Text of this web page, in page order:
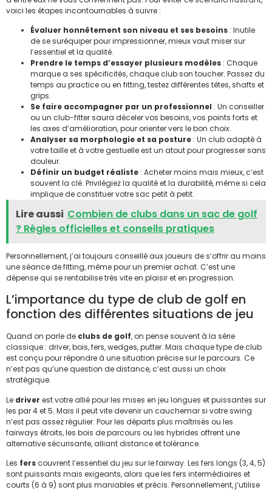
voici les étapes incontournables à suivre :
Évaluer honnêtement son niveau et ses besoins : Inutile
de se suréquiper pour impressionner, mieux vaut miser sur
l’essentiel et la qualité.
Prendre le temps d’essayer plusieurs modèles : Chaque
marque a ses spécificités, chaque club son toucher. Passez du
temps au practice ou en fitting, testez différentes têtes, shafts et
grips.
Se faire accompagner par un professionnel : Un conseiller
ou un club-fitter saura déceler vos besoins, vos points forts et
les axes d’amélioration, pour orienter vers le bon choix.
Analyser sa morphologie et sa posture : Un club adapté à
votre taille et à votre gestuelle est un atout pour progresser sans
douleur.
Définir un budget réaliste : Acheter moins mais mieux, c’est
souvent la clé. Privilégiez la qualité et la durabilité, même si cela
implique de constituer votre sac petit à petit.
Lire aussi Combien de clubs dans un sac de golf
? Règles officielles et conseils pratiques
Personnellement, j’ai toujours conseillé aux joueurs de s’offrir au moins
une séance de fitting, même pour un premier achat. C’est une
dépense qui se rentabilise très vite en plaisir et en progression.
L’importance du type de club de golf en
fonction des différentes situations de jeu
Quand on parle de clubs de golf, on pense souvent à la série
classique : driver, bois, fers, wedges, putter. Mais chaque type de club
est conçu pour répondre à une situation précise sur le parcours. Ce
n’est pas qu’une question de distance, c’est aussi un choix
stratégique.
Le driver est votre allié pour les mises en jeu longues et puissantes sur
les par 4 et 5. Mais il peut vite devenir un cauchemar si votre swing
n’est pas assez régulier. Pour les départs plus maîtrisés ou les
fairways étroits, les bois de parcours ou les hybrides offrent une
alternative sécurisante, alliant distance et tolérance.
Les ferscouvrent l’essentiel du jeu sur le fairway. Les fers longs (3, 4, 5)
sont puissants mais exigeants, alors que les fers intermédiaires et
courts (6 à 9) sont plus maniables et précis. Personnellement, j’utilise